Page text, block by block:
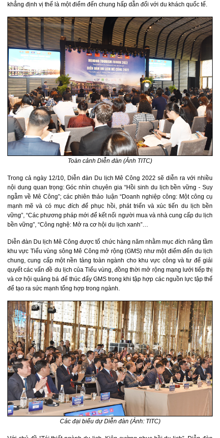
khẳng định vị thế là một điểm đến chung hấp dẫn đối với du khách quốc tế.
Toàn cảnh Diễn đàn (Ảnh TITC)
Trong cả ngày 12/10, Diễn đàn Du lịch Mê Công 2022 sẽ diễn ra với nhiều
nội dung quan trọng: Góc nhìn chuyên gia “Hồi sinh du lịch bền vững - Suy
ngẫm về Mê Công”; các phiên thảo luận “Doanh nghiệp công: Một công cụ
mạnh mẽ và có mục đích để phục hồi, phát triển và xúc tiến du lịch bền
vững”, “Các phương pháp mới để kết nối người mua và nhà cung cấp du lịch
bền vững”, “Công nghệ: Mở ra cơ hội du lịch xanh”…
Diễn đàn Du lịch Mê Công được tổ chức hàng năm nhằm mục đích nâng tầm
khu vực Tiểu vùng sông Mê Công mở rộng (GMS) như một điểm đến du lịch
chung, cung cấp một nền tảng toàn ngành cho khu vực công và tư để giải
quyết các vấn đề du lịch của Tiểu vùng, đồng thời mở rộng mạng lưới tiếp thị
và cơ hội quảng bá để thúc đẩy GMS trong khi tập hợp các nguồn lực tập thể
để tạo ra sức mạnh tổng hợp trong ngành.
Các đại biểu dự Diễn đàn (Ảnh: TITC)